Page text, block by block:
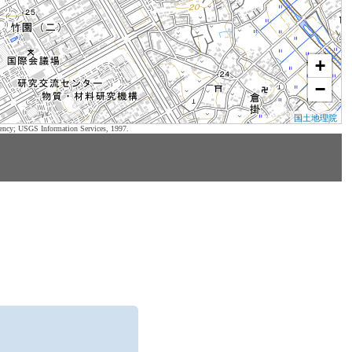
+
−
国土地理院
USGS Information Services, 1997.